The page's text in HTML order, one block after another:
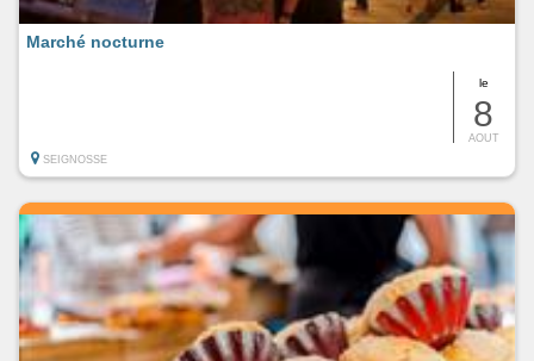
le
8
AOUT
Marché nocturne
SEIGNOSSE